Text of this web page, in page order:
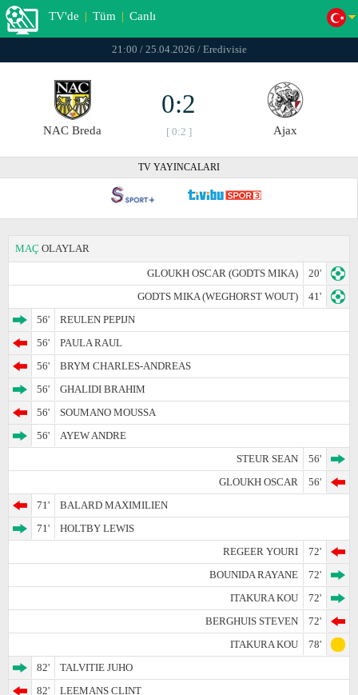
TV'de | Tüm | Canlı
21:00 / 25.04.2026 / Eredivisie
NAC Breda
0:2
[ 0:2 ] Ajax
TV YAYINCALARI
MAÇ OLAYLAR
GLOUKH OSCAR (GODTS MIKA)
20'
GODTS MIKA (WEGHORST WOUT)
41'
56'
REULEN PEPIJN
56'
PAULA RAUL
56'
BRYM CHARLES-ANDREAS
56'
GHALIDI BRAHIM
56'
SOUMANO MOUSSA
56'
AYEW ANDRE
STEUR SEAN
56'
GLOUKH OSCAR
56'
71'
BALARD MAXIMILIEN
71'
HOLTBY LEWIS
REGEER YOURI
72'
BOUNIDA RAYANE
72'
ITAKURA KOU
72'
BERGHUIS STEVEN
72'
ITAKURA KOU
78'
82'
TALVITIE JUHO
82'
LEEMANS CLINT